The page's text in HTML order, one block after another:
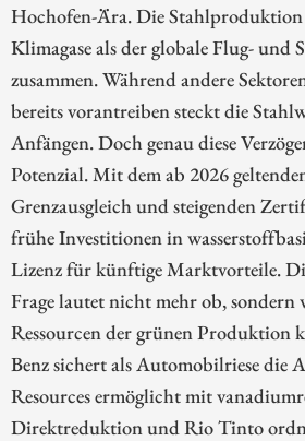
Hochofen-Ära. Die
Klimagase als der globale Flug- und
zusammen. Während andere
bereits vorantreiben steckt die
Anfängen. Doch genau diese
Potenzial. Mit dem ab 2026
Grenzausgleich und steigenden
frühe Investitionen in
Lizenz für künftige Marktvorteile.
Frage lautet nicht mehr ob, sondern
Ressourcen der grünen Produktion
Benz sichert als Automobilriese die
Resources ermöglicht mit
Direktreduktion und Rio Tinto